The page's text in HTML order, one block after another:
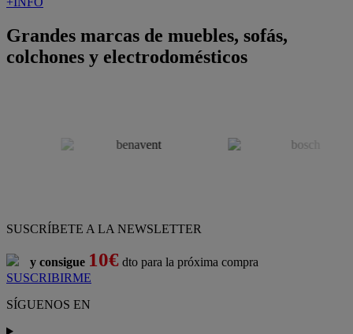
SUSCRÍBETE A LA NEWSLETTER
y consigue10€dto para la próxima compra
SUSCRIBIRME
GUÍA DE COMPRA
¡Nueva app!
Conforama, tu tienda de muebles,